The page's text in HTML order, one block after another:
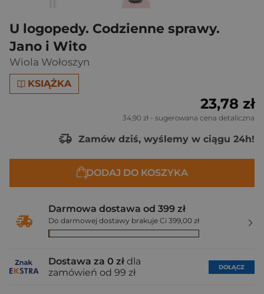
U logopedy. Codzienne sprawy.
Jano i Wito
Wiola Wołoszyn
KSIĄŻKA
23,78 zł
34,90 zł - sugerowana cena detaliczna
Zamów dziś, wyślemy w ciągu 24h!
DODAJ DO KOSZYKA
Darmowa dostawa od 399 zł
Do darmowej dostawy brakuje Ci 399,00 zł
Dostawa za 0 zł dla
zamówień od 99 zł
DOŁĄCZ